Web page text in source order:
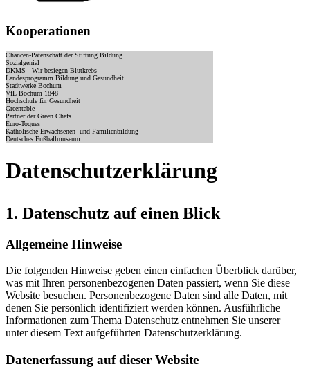
Kooperationen
Chancen-Patenschaft der Stiftung Bildung
Sozialgenial
DKMS - Wir besiegen Blutkrebs
Landesprogramm Bildung und Gesundheit
Stadtwerke Bochum
VfL Bochum 1848
Hochschule für Gesundheit
Greentable
Partner der Green Chefs
Euro-Toques
Katholische Erwachsenen- und Familienbildung
Deutsches Fußballmuseum
Datenschutzerklärung
1. Datenschutz auf einen Blick
Allgemeine Hinweise
Die folgenden Hinweise geben einen einfachen Überblick darüber,
was mit Ihren personenbezogenen Daten passiert, wenn Sie diese
Website besuchen. Personenbezogene Daten sind alle Daten, mit
denen Sie persönlich identifiziert werden können. Ausführliche
Informationen zum Thema Datenschutz entnehmen Sie unserer
unter diesem Text aufgeführten Datenschutzerklärung.
Datenerfassung auf dieser Website